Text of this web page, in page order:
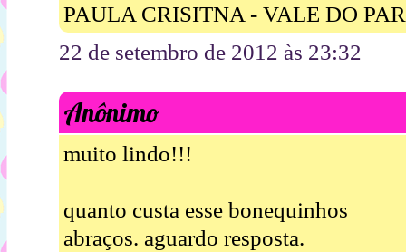
PAULA CRISITNA - VALE DO
22 de setembro de 2012 às 23:32
Anônimo
muito lindo!!!
quanto custa esse bonequinhos
abraços. aguardo resposta.